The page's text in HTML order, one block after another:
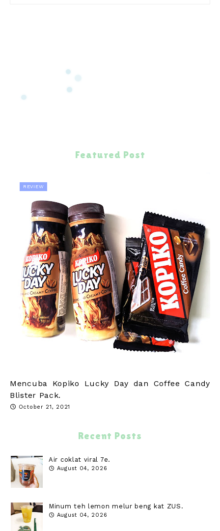
Featured Post
REVIEW
Mencuba Kopiko Lucky Day dan Coffee Candy
Blister Pack.
October 21, 2021
Recent Posts
Air coklat viral 7e.
August 04, 2026
Minum teh lemon melur beng kat ZUS.
August 04, 2026